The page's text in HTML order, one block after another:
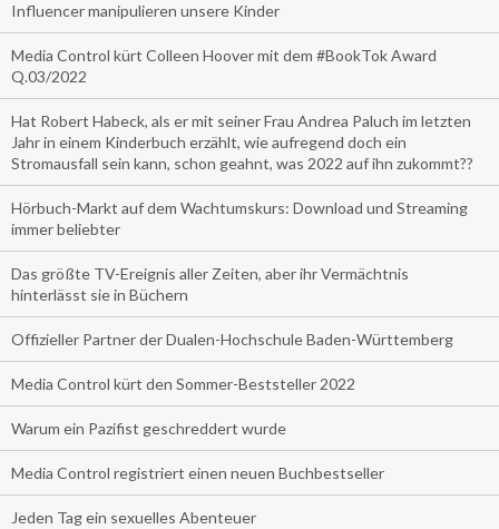
Influencer manipulieren unsere Kinder
Media Control kürt Colleen Hoover mit dem #BookTok Award
Q.03/2022
Hat Robert Habeck, als er mit seiner Frau Andrea Paluch im letzten
Jahr in einem Kinderbuch erzählt, wie aufregend doch ein
Stromausfall sein kann, schon geahnt, was 2022 auf ihn zukommt??
Hörbuch-Markt auf dem Wachtumskurs: Download und Streaming
immer beliebter
Das größte TV-Ereignis aller Zeiten, aber ihr Vermächtnis
hinterlässt sie in Büchern
Offizieller Partner der Dualen-Hochschule Baden-Württemberg
Media Control kürt den Sommer-Beststeller 2022
Warum ein Pazifist geschreddert wurde
Media Control registriert einen neuen Buchbestseller
Jeden Tag ein sexuelles Abenteuer